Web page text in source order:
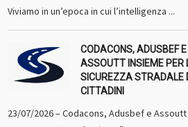
Viviamo in un’epoca in cui l’intelligenza ...
CODACONS, ADUSBEF E
ASSOUTT INSIEME PER
SICUREZZA STRADALE
CITTADINI
23/07/2026 – Codacons, Adusbef e Assoutt